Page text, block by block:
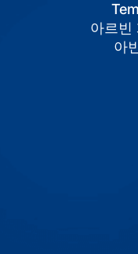
아르빈
아